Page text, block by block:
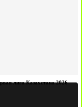
лига Казахстана 2026